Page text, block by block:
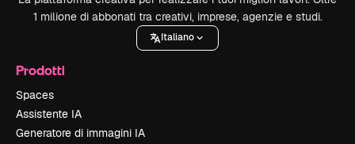
1 milione di abbonati tra creativi, imprese, agenzie e studi.
Italiano
Prodotti
Spaces
Assistente IA
Generatore di immagini IA